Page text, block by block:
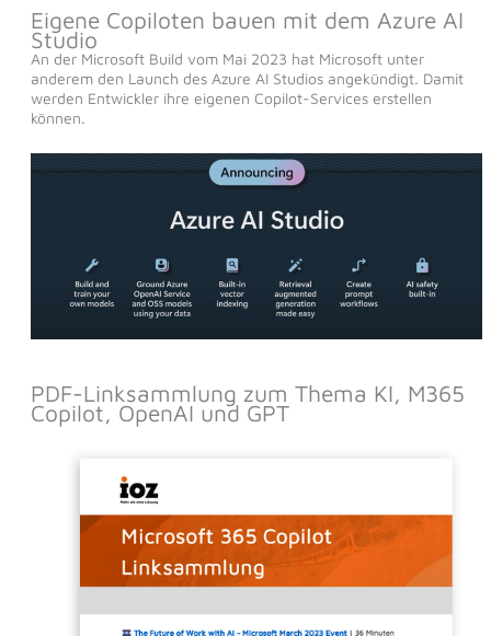
Eigene Copiloten bauen mit dem Azure AI
Studio
An der Microsoft Build vom Mai 2023 hat Microsoft unter
anderem den Launch des Azure AI Studios angekündigt. Damit
werden Entwickler ihre eigenen Copilot-Services erstellen
können.
PDF-Linksammlung zum Thema KI, M365
Copilot, OpenAI und GPT